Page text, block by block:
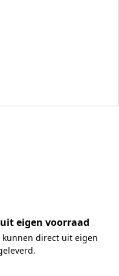
eigen voorraad
direct uit eigen